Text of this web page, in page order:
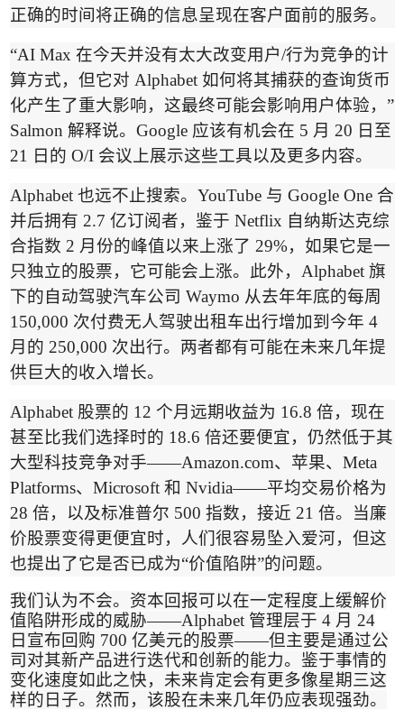
正确的时间将正确的信息呈现在客户面前的服务。
“AI Max 在今天并没有太大改变用户/行为竞争的计
算方式，但它对 Alphabet 如何将其捕获的查询货币
化产生了重大影响，这最终可能会影响用户体验， ”
Salmon 解释说。 Google 应该有机会在 5 月 20 日至
21 日的 O/I 会议上展示这些工具以及更多内容。
Alphabet 也远不止搜索。 YouTube 与 Google One 合
并后拥有 2.7 亿订阅者，鉴于 Netflix 自纳斯达克综
合指数 2 月份的峰值以来上涨了 29%，如果它是一
只独立的股票，它可能会上涨。此外， Alphabet 旗
下的自动驾驶汽车公司 Waymo 从去年年底的每周
150,000 次付费无人驾驶出租车出行增加到今年 4
月的 250,000 次出行。两者都有可能在未来几年提
供巨大的收入增长。
Alphabet 股票的 12 个月远期收益为 16.8 倍，现在
甚至比我们选择时的 18.6 倍还要便宜，仍然低于其
大型科技竞争对手——Amazon.com、苹果、 Meta
Platforms、 Microsoft 和 Nvidia——平均交易价格为
28 倍，以及标准普尔 500 指数，接近 21 倍。当廉
价股票变得更便宜时，人们很容易坠入爱河，但这
也提出了它是否已成为“价值陷阱”的问题。
我们认为不会。资本回报可以在一定程度上缓解价
值陷阱形成的威胁——Alphabet 管理层于 4 月 24
日宣布回购 700 亿美元的股票——但主要是通过公
司对其新产品进行迭代和创新的能力。鉴于事情的
变化速度如此之快，未来肯定会有更多像星期三这
样的日子。然而，该股在未来几年仍应表现强劲。